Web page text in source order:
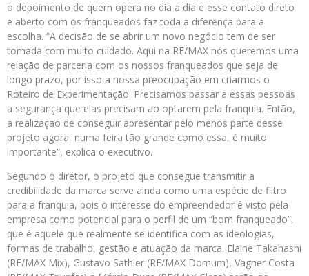
o depoimento de quem opera no dia a dia e esse contato direto
e aberto com os franqueados faz toda a diferença para a
escolha. “A decisão de se abrir um novo negócio tem de ser
tomada com muito cuidado. Aqui na RE/MAX nós queremos uma
relação de parceria com os nossos franqueados que seja de
longo prazo, por isso a nossa preocupação em criarmos o
Roteiro de Experimentação. Precisamos passar a essas pessoas
a segurança que elas precisam ao optarem pela franquia. Então,
a realização de conseguir apresentar pelo menos parte desse
projeto agora, numa feira tão grande como essa, é muito
importante”, explica o executivo.
Segundo o diretor, o projeto que consegue transmitir a
credibilidade da marca serve ainda como uma espécie de filtro
para a franquia, pois o interesse do empreendedor é visto pela
empresa como potencial para o perfil de um “bom franqueado”,
que é aquele que realmente se identifica com as ideologias,
formas de trabalho, gestão e atuação da marca. Elaine Takahashi
(RE/MAX Mix), Gustavo Sathler (RE/MAX Domum), Vagner Costa